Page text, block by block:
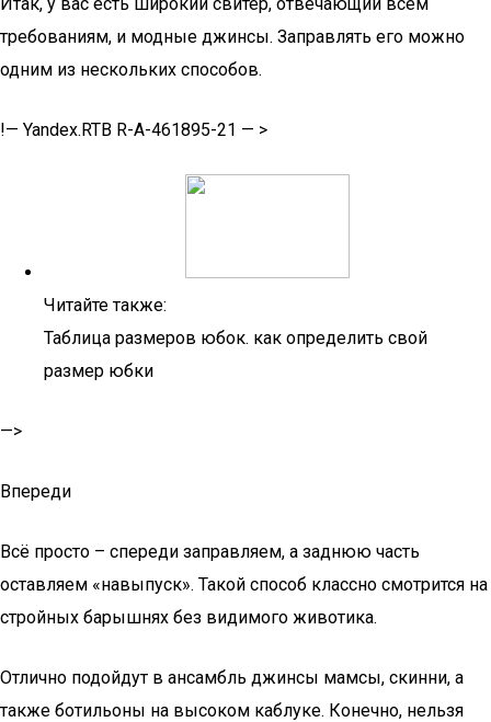
требованиям, и модные джинсы. Заправлять его можно
одним из нескольких способов.
!— Yandex.RTB R-A-461895-21 — >
Читайте также:
Таблица размеров юбок. как определить свой
размер юбки
—>
Впереди
Всё просто – спереди заправляем, а заднюю часть
оставляем «навыпуск». Такой способ классно смотрится на
стройных барышнях без видимого животика.
Отлично подойдут в ансамбль джинсы мамсы, скинни, а
также ботильоны на высоком каблуке. Конечно, нельзя